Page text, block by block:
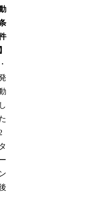
】
・
し
タ
ン